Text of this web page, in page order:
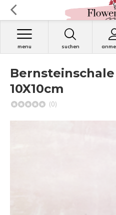
suchen
menu
10X10cm
(0)